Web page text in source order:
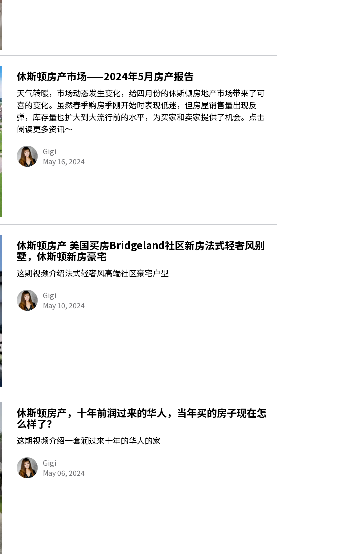
休斯顿房产市场——2024年5月房产报告
天气转暖，市场动态发生变化，给四月份的休斯顿房地产市场带来了可
喜的变化。虽然春季购房季刚开始时表现低迷，但房屋销售量出现反
弹，库存量也扩大到大流行前的水平，为买家和卖家提供了机会。点击
阅读更多资讯～
Gigi
May 16, 2024
休斯顿房产 美国买房Bridgeland社区新房法式轻奢风别
墅，休斯顿新房豪宅
这期视频介绍法式轻奢风高端社区豪宅户型
Gigi
May 10, 2024
休斯顿房产，十年前润过来的华人，当年买的房子现在怎
么样了？
这期视频介绍一套润过来十年的华人的家
Gigi
May 06, 2024